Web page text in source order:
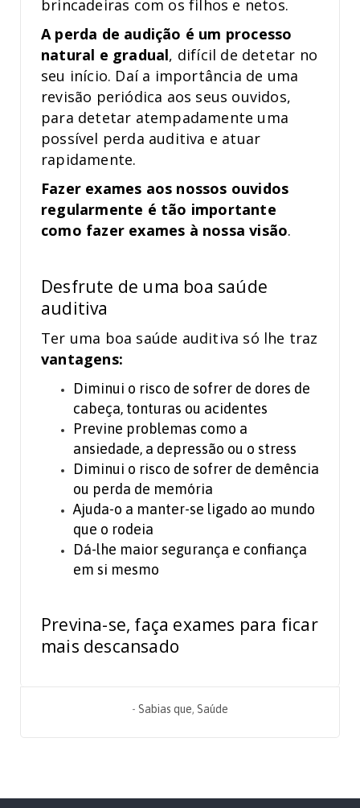
brincadeiras com os filhos e netos.
A perda de audição é um processo
natural e gradual, difícil de detetar no
seu início. Daí a importância de uma
revisão periódica aos seus ouvidos,
para detetar atempadamente uma
possível perda auditiva e atuar
rapidamente.
Fazer exames aos nossos ouvidos
regularmente é tão importante
como fazer exames à nossa visão.
Desfrute de uma boa saúde
auditiva
Ter uma boa saúde auditiva só lhe traz
vantagens:
Diminui o risco de sofrer de dores de
cabeça, tonturas ou acidentes
Previne problemas como a
ansiedade, a depressão ou o stress
Diminui o risco de sofrer de demência
ou perda de memória
Ajuda-o a manter-se ligado ao mundo
que o rodeia
Dá-lhe maior segurança e confiança
em si mesmo
Previna-se, faça exames para ficar
mais descansado
- Sabias que, Saúde